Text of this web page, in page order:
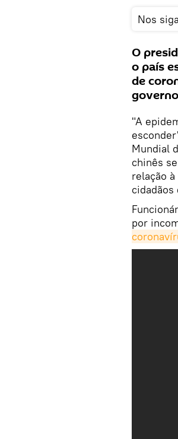
Nos
O
o país
de
"A
Mundial
chinês
relação
por